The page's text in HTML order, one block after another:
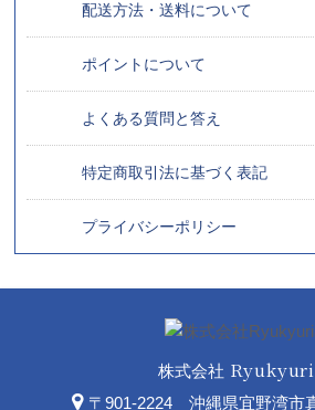
配送方法・送料について
ポイントについて
よくある質問と答え
特定商取引法に基づく表記
プライバシーポリシー
株式会社
〒901-2224 沖縄県宜野湾市